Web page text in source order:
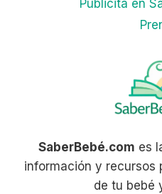
Publicita en
SaberBebé.com es
información y recursos
de tu bebé